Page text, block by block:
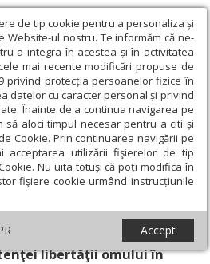
de tip cookie pentru a personaliza și
ul nostru. Te informăm că ne-
a integra în acestea și în activitatea
mai recente modificări propuse de
privind protecția persoanelor fizice în
datelor cu caracter personal și privind
Înainte de a continua navigarea pe
să aloci timpul necesar pentru a citi și
Cookie. Prin continuarea navigării pe
acceptarea utilizării fişierelor de tip
Nu uita totuși că poți modifica în
fişiere cookie urmând instrucțiunile
Accept
și idei › Cine este cu adevărat
liber?
-03 Noiembrie 2007
libertăţii omului în